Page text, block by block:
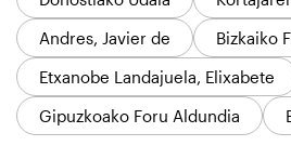
Andres, Javier de
Bizkaiko
Etxanobe Landajuela, Elixabete
Gipuzkoako Foru Aldundia